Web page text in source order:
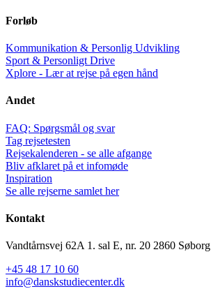
Forløb
Kommunikation & Personlig Udvikling
Sport & Personligt Drive
Xplore - Lær at rejse på egen hånd
Andet
FAQ: Spørgsmål og svar
Tag rejsetesten
Rejsekalenderen - se alle afgange
Bliv afklaret på et infomøde
Inspiration
Se alle rejserne samlet her
Kontakt
Vandtårnsvej 62A 1. sal E, nr. 20 2860 Søborg
+45 48 17 10 60
info@danskstudiecenter.dk